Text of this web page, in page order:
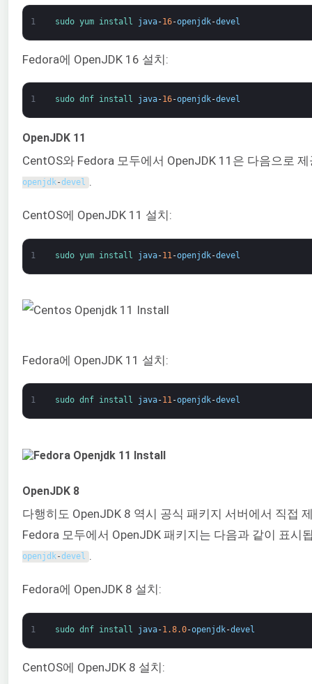
1 sudo yum install java-16-openjdk-devel
Fedora에 OpenJDK 16 설치:
1 sudo dnf install java-16-openjdk-devel
OpenJDK 11
CentOS와 Fedora 모두에서 OpenJDK 11은 다음으로
openjdk-devel .
CentOS에 OpenJDK 11 설치:
1 sudo yum install java-11 -openjdk-devel
Fedora에 OpenJDK 11 설치:
1 sudo dnf install java-11-openjdk-devel
OpenJDK 8
다행히도 OpenJDK 8 역시 공식 패키지 서버에서 직접
Fedora 모두에서 OpenJDK 패키지는 다음과 같이 표시
openjdk-devel .
Fedora에 OpenJDK 8 설치:
1 sudo dnf install java-1.8.0-openjdk-devel
CentOS에 OpenJDK 8 설치: